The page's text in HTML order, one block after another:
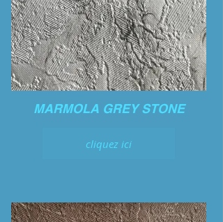
MARMOLA GREY STONE
cliquez ici